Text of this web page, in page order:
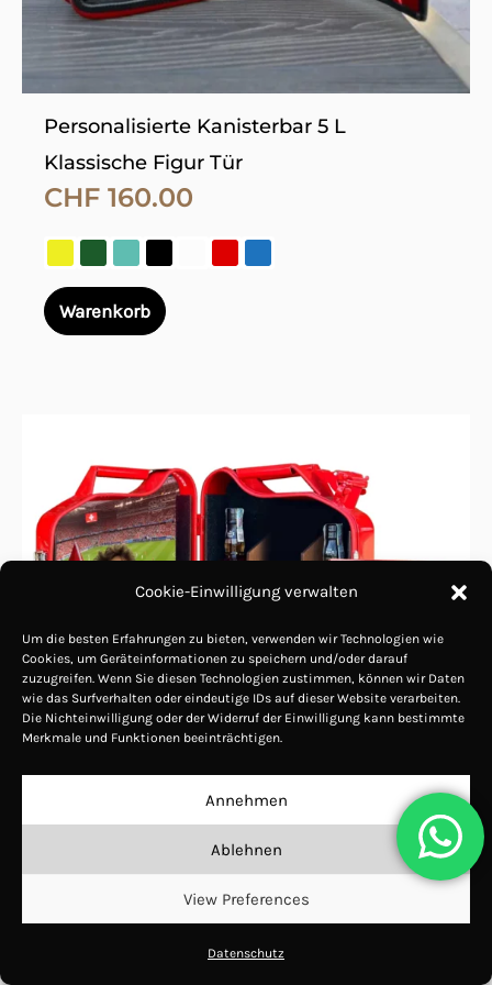
Cookie-Einwilligung verwalten
Um die besten Erfahrungen zu bieten, verwenden wir Technologien wie
Cookies, um Geräteinformationen zu speichern und/oder darauf
zuzugreifen. Wenn Sie diesen Technologien zustimmen, können wir Daten
wie das Surfverhalten oder eindeutige IDs auf dieser Website verarbeiten.
Die Nichteinwilligung oder der Widerruf der Einwilligung kann bestimmte
Merkmale und Funktionen beeinträchtigen.
Annehmen
Ablehnen
View Preferences
Datenschutz
Personalisierte Kanisterbar 5 L
Klassische Figur Tür
CHF 160.00
Warenkorb
Produktseite
gewählt
Kanisterbar 20 L Fussball WM 2026 mit
Fotodruck
Produkt
weist
mehrere
Varianten
auf.
Die
Optionen
können
auf
der
Produktseite
gewählt
werden